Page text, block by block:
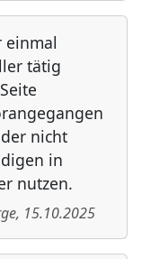
einmal
tätig
nicht
in
nutzen.
, 15.10.2025